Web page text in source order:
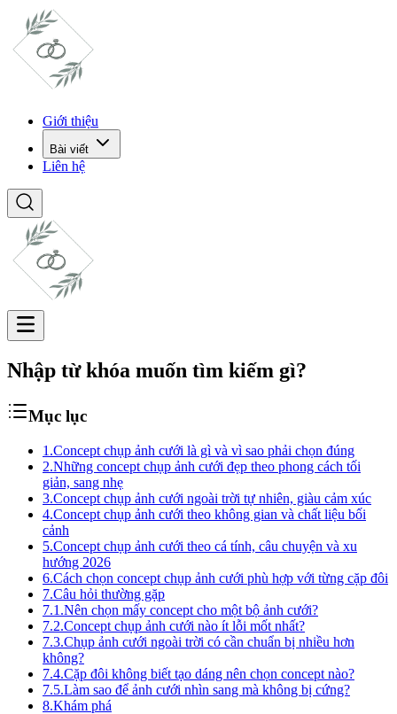
Giới thiệu
Bài viết
Liên hệ
Nhập từ khóa muốn tìm kiếm gì?
Mục lục
1.Concept chụp ảnh cưới là gì và vì sao phải chọn đúng
2.Những concept chụp ảnh cưới đẹp theo phong cách tối
giản, sang nhẹ
3.Concept chụp ảnh cưới ngoài trời tự nhiên, giàu cảm xúc
4.Concept chụp ảnh cưới theo không gian và chất liệu bối
cảnh
5.Concept chụp ảnh cưới theo cá tính, câu chuyện và xu
hướng 2026
6.Cách chọn concept chụp ảnh cưới phù hợp với từng cặp đôi
7.Câu hỏi thường gặp
7.1.Nên chọn mấy concept cho một bộ ảnh cưới?
7.2.Concept chụp ảnh cưới nào ít lỗi mốt nhất?
7.3.Chụp ảnh cưới ngoài trời có cần chuẩn bị nhiều hơn
không?
7.4.Cặp đôi không biết tạo dáng nên chọn concept nào?
7.5.Làm sao để ảnh cưới nhìn sang mà không bị cứng?
8.Khám phá